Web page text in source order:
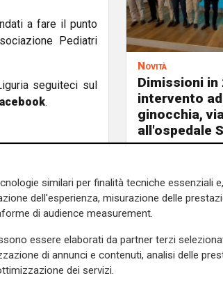
a fare il punto
Pediatri
seguiteci sul
.
Novità
Dimissioni in
intervento
ginocchia,
all'ospedale
similari per finalità tecniche essenziali
dell'esperienza, misurazione delle
di audience measurement.
essere elaborati da partner terzi
di annunci e contenuti, analisi delle
dei servizi.